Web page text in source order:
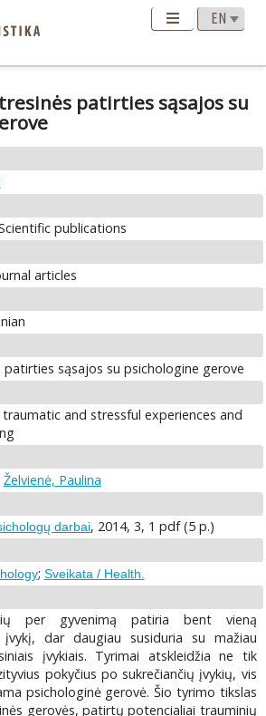
patirties sąsajos su
publications
articles
patirties sąsajos su psichologine gerove
and stressful experiences and
Želvienė, Paulina
darbai, 2014, 3, 1 pdf (5 p.)
; Sveikata / Health.
per gyvenimą patiria bent vieną
dar daugiau susiduria su mažiau
įvykiais. Tyrimai atskleidžia ne tik
pokyčius po sukrečiančių įvykių, vis
psichologinė gerovė. Šio tyrimo tikslas
gerovės, patirtų potencialiai trauminių